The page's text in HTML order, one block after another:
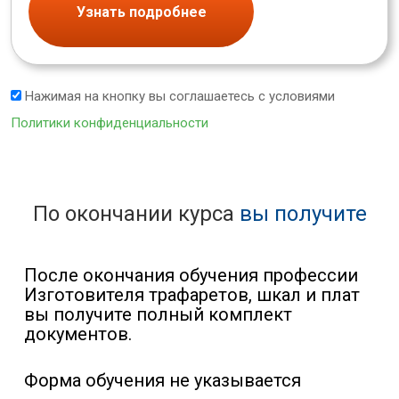
Узнать подробнее
Нажимая на кнопку вы соглашаетесь с условиями
Политики конфиденциальности
По окончании курса вы получите
После окончания обучения профессии
Изготовителя трафаретов, шкал и плат
вы получите полный комплект
документов.
Форма обучения не указывается